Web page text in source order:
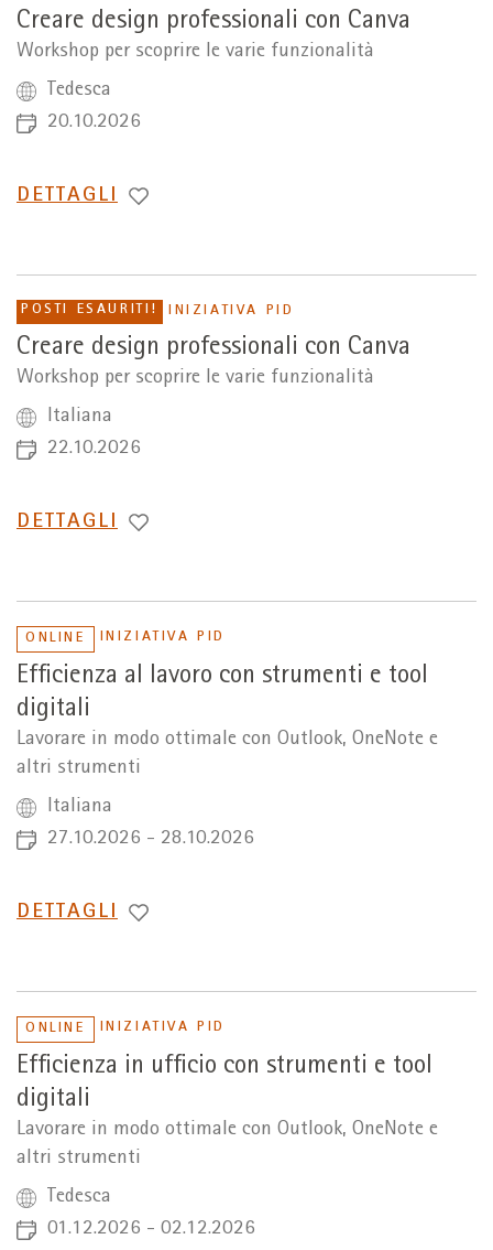
Creare design professionali con Canva
Workshop per scoprire le varie funzionalità
Tedesca
20.10.2026
PASSA
DETTAGLI
POSTI ESAURITI! INIZIATIVA PID
Creare design professionali con Canva
Workshop per scoprire le varie funzionalità
Italiana
22.10.2026
PASSA
DETTAGLI
ONLINE INIZIATIVA PID
Efficienza al lavoro con strumenti e tool
digitali
Lavorare in modo ottimale con Outlook, OneNote e
altri strumenti
Italiana
27.10.2026 - 28.10.2026
PASSA
DETTAGLI
ONLINE INIZIATIVA PID
Efficienza in ufficio con strumenti e tool
digitali
Lavorare in modo ottimale con Outlook, OneNote e
altri strumenti
Tedesca
01.12.2026 - 02.12.2026